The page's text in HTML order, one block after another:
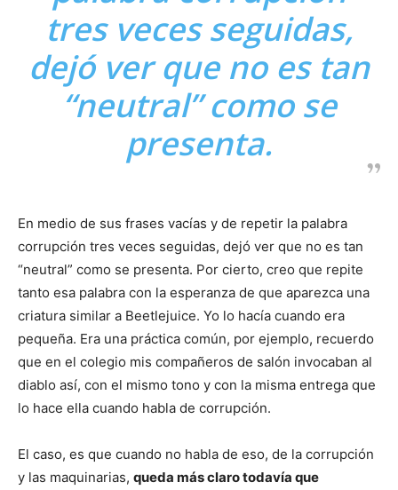
tres veces seguidas,
dejó ver que no es tan
“neutral” como se
presenta.
En medio de sus frases vacías y de repetir la palabra
corrupción tres veces seguidas, dejó ver que no es tan
“neutral” como se presenta. Por cierto, creo que repite
tanto esa palabra con la esperanza de que aparezca una
criatura similar a Beetlejuice. Yo lo hacía cuando era
pequeña. Era una práctica común, por ejemplo, recuerdo
que en el colegio mis compañeros de salón invocaban al
diablo así, con el mismo tono y con la misma entrega que
lo hace ella cuando habla de corrupción.
El caso, es que cuando no habla de eso, de la corrupción
y las maquinarias, queda más claro todavía que